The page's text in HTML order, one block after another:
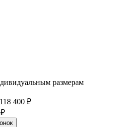
размерам
118 400 ₽